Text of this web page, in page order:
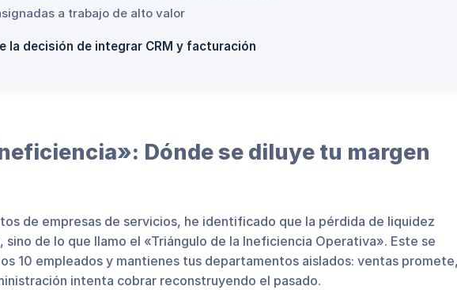
a trabajo de alto valor
la decisión de integrar CRM y facturación
Dónde se diluye tu margen
de empresas de servicios, he identificado que la pérdida de liquidez
sino de lo que llamo el «Triángulo de la Ineficiencia Operativa». Este se
10 empleados y mantienes tus departamentos aislados: ventas
intenta cobrar reconstruyendo el pasado.